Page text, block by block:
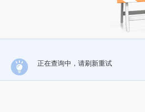
正在查询中，请刷新重试